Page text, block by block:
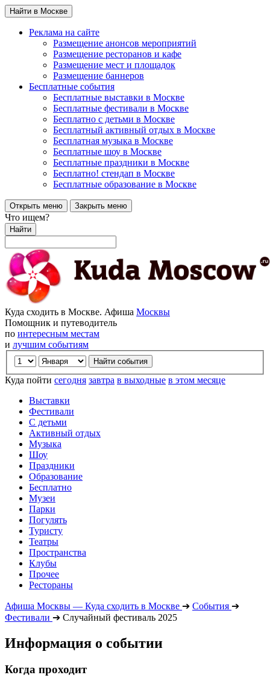
Найти в Москве
Реклама на сайте
Размещение анонсов мероприятий
Размещение ресторанов и кафе
Размещение мест и площадок
Размещение баннеров
Бесплатные события
Бесплатные выставки в Москве
Бесплатные фестивали в Москве
Бесплатно с детьми в Москве
Бесплатный активный отдых в Москве
Бесплатная музыка в Москве
Бесплатные шоу в Москве
Бесплатные праздники в Москве
Бесплатно! стендап в Москве
Бесплатные образование в Москве
Открыть меню Закрыть меню
Что ищем?
Найти
Куда сходить в Москве. Афиша Москвы
Помощник и путеводитель
по интересным местам
и лучшим событиям
Куда пойти сегодня завтра в выходные в этом месяце
Выставки
Фестивали
С детьми
Активный отдых
Музыка
Шоу
Праздники
Образование
Бесплатно
Музеи
Парки
Погулять
Туристу
Театры
Пространства
Клубы
Прочее
Рестораны
Афиша Москвы — Куда сходить в Москве ➔ События ➔
Фестивали ➔ Случайный фестиваль 2025
Информация о событии
Когда проходит